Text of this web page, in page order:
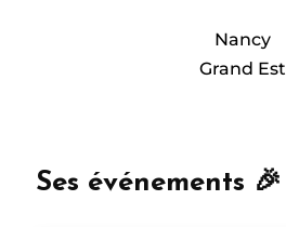
Nancy
Grand Est
Ses événements 🎉